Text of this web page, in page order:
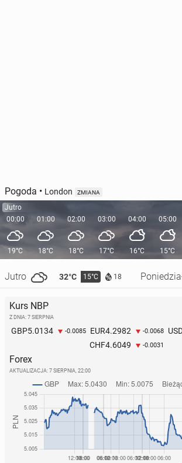
Pogoda • London ZMIANA
Jutro
00:00
19°C
Jutro 32°C 15°C 18
01:00
18°C
02:00
18°C
03:00
17°C
04:00
16°C
05:00
15°C
Kurs NBP
Z DNIA: 7 SIERPNIA
GBP5.0134 -0.0085 EUR4.2982 -0.0068
CHF4.6049 -0.0031
Forex
AKTUALIZACJA: 7 SIERPNIA, 22:00